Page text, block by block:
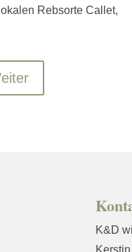
Rebsorte Callet,
K&D